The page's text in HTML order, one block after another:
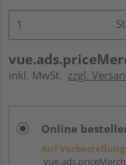
inkl. MwSt. zzgl.
Online
Auf Vorbestellung: